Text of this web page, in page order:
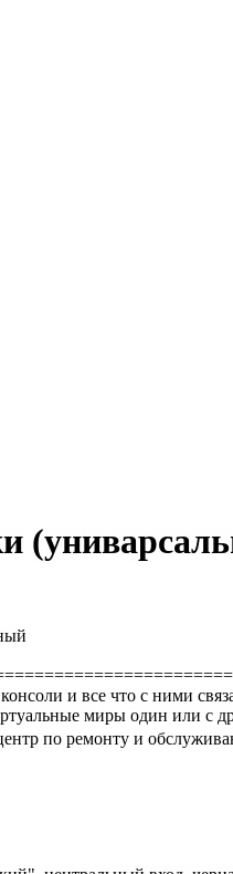
и все что с ними
миры один или с
по ремонту и